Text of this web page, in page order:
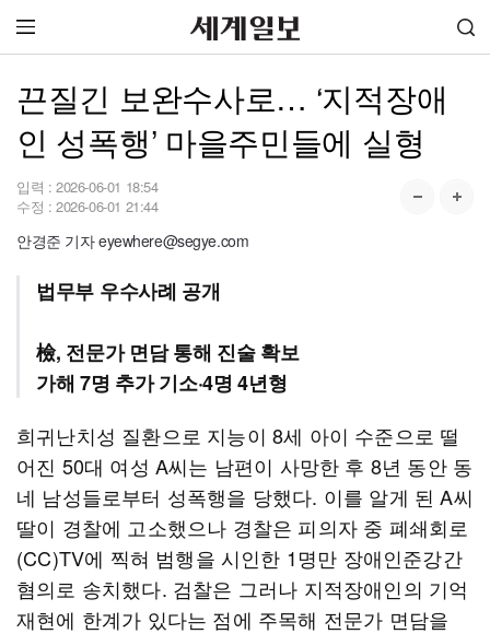
끈질긴 보완수사로… ‘지적장애
인 성폭행’ 마을주민들에 실형
입력 : 2026-06-01 18:54
수정 : 2026-06-01 21:44
안경준 기자 eyewhere@segye.com
법무부 우수사례 공개
檢, 전문가 면담 통해 진술 확보
가해 7명 추가 기소·4명 4년형
희귀난치성 질환으로 지능이 8세 아이 수준으로 떨
어진 50대 여성 A씨는 남편이 사망한 후 8년 동안 동
네 남성들로부터 성폭행을 당했다. 이를 알게 된 A씨
딸이 경찰에 고소했으나 경찰은 피의자 중 폐쇄회로
(CC)TV에 찍혀 범행을 시인한 1명만 장애인준강간
혐의로 송치했다. 검찰은 그러나 지적장애인의 기억
재현에 한계가 있다는 점에 주목해 전문가 면담을